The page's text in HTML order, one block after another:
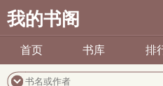
我的书阁
首页 书库 排